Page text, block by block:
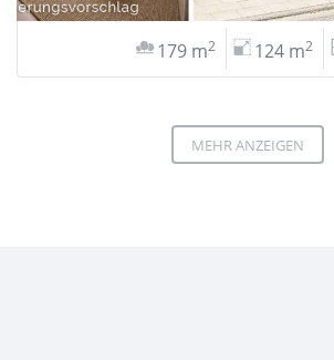
179 m2 124 m2
MEHR ANZEIGEN